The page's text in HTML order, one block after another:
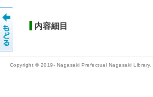
内容細目
Copyright © 2019- Nagasaki Prefectual Nagasaki Library.